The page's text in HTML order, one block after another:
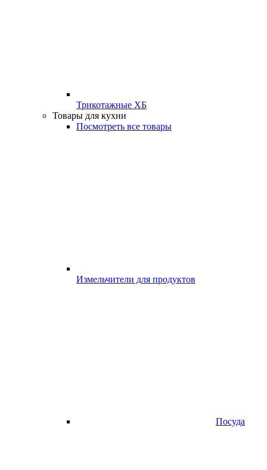
Трикотажные ХБ
Товары для кухни
Посмотреть все товары
Измельчители для продуктов
Посуда